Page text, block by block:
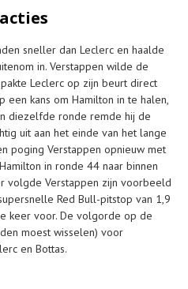
sneller dan Leclerc en haalde
in. Verstappen wilde de
Leclerc op zijn beurt direct
een kans om Hamilton in te halen,
diezelfde ronde remde hij de
uit aan het einde van het lange
poging Verstappen opnieuw met
in ronde 44 naar binnen
volgde Verstappen zijn voorbeeld
Red Bull-pitstop van 1,9
keer voor. De volgorde op de
moest wisselen) voor
en Bottas.